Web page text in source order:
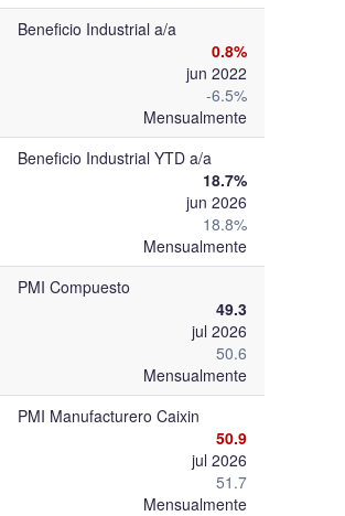
Beneficio Industrial a/a
0.8%
jun 2022
-6.5%
Mensualmente
Beneficio Industrial YTD a/a
18.7%
jun 2026
18.8%
Mensualmente
PMI Compuesto
49.3
jul 2026
50.6
Mensualmente
PMI Manufacturero Caixin
50.9
jul 2026
51.7
Mensualmente